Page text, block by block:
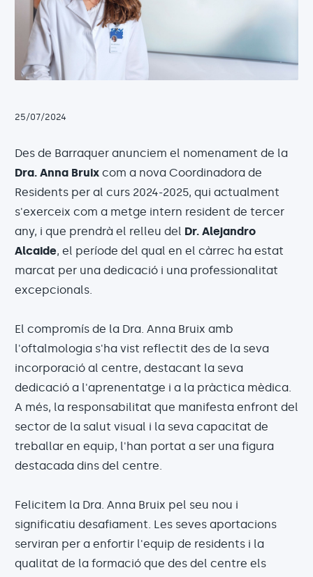
25/07/2024
Des de Barraquer anunciem el nomenament de la
Dra. Anna Bruix com a nova Coordinadora de
Residents per al curs 2024-2025, qui actualment
s'exerceix com a metge intern resident de tercer
any, i que prendrà el relleu del Dr. Alejandro
Alcaide, el període del qual en el càrrec ha estat
marcat per una dedicació i una professionalitat
excepcionals.
El compromís de la Dra. Anna Bruix amb
l'oftalmologia s'ha vist reflectit des de la seva
incorporació al centre, destacant la seva
dedicació a l'aprenentatge i a la pràctica mèdica.
A més, la responsabilitat que manifesta enfront del
sector de la salut visual i la seva capacitat de
treballar en equip, l'han portat a ser una figura
destacada dins del centre.
Felicitem la Dra. Anna Bruix pel seu nou i
significatiu desafiament. Les seves aportacions
serviran per a enfortir l'equip de residents i la
qualitat de la formació que des del centre els